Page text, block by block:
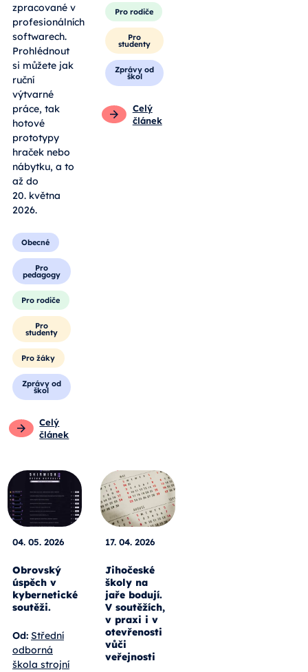
zpracované v
profesionálních
softwarech.
Prohlédnout
si můžete jak
ruční
výtvarné
práce, tak
hotové
prototypy
hraček nebo
nábytku, a to
až do
20. května
2026.
Obecné
Pro
pedagogy
Pro rodiče
Pro
studenty
Pro žáky
Zprávy od
škol
Celý
článek
Pro rodiče
Pro
studenty
Zprávy od
škol
Celý
článek
04. 05. 2026
Obrovský
úspěch v
kybernetické
soutěži.
Od: Střední
odborná
škola strojní
17. 04. 2026
Jihočeské
školy na
jaře bodují.
V soutěžích,
v praxi i v
otevřenosti
vůči
veřejnosti